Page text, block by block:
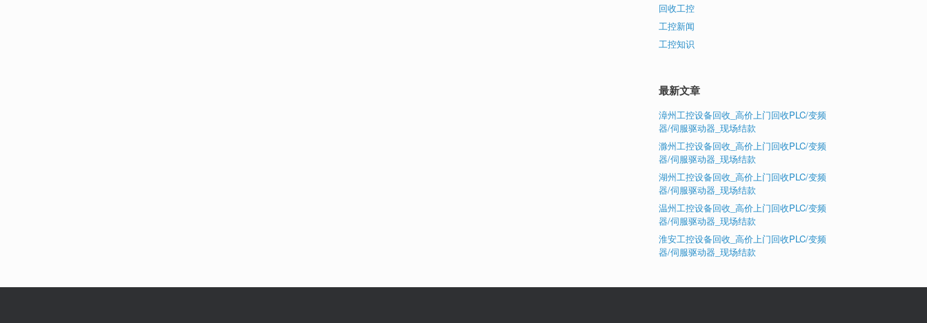
回收工控
工控新闻
工控知识
最新文章
漳州工控设备回收_高价上门回收PLC/变频
器/伺服驱动器_现场结款
滁州工控设备回收_高价上门回收PLC/变频
器/伺服驱动器_现场结款
湖州工控设备回收_高价上门回收PLC/变频
器/伺服驱动器_现场结款
温州工控设备回收_高价上门回收PLC/变频
器/伺服驱动器_现场结款
淮安工控设备回收_高价上门回收PLC/变频
器/伺服驱动器_现场结款